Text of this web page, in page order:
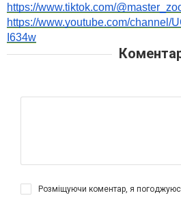
https://www.tiktok.com/
https://www.youtube.com/channel/
I634w
Розміщуючи коментар, я